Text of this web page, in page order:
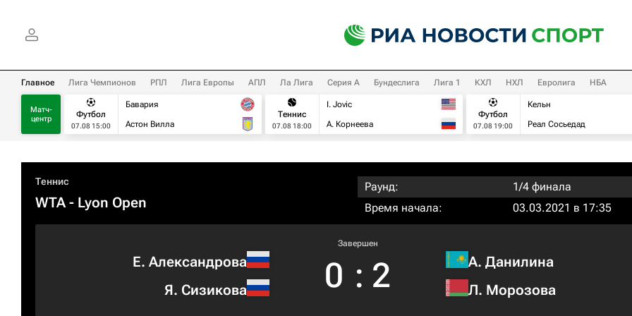
Главное Лига Чемпионов РПЛ Лига Европы АПЛ Ла Лига Серия А Бундеслига Лига 1 КХЛ НХЛ Евролига НБА
Матч-
центр
Футбол
07.08 15:00
Бавария
Астон Вилла
Теннис
07.08 18:00
I. Jovic
А. Корнеева
Футбол
07.08 19:00
Кельн
Реал Сосьедад
Теннис
WTA- Lyon Open
Раунд:
1/4 финала
Время начала:
03.03.2021 в 17:35
Е. Александрова
Я. Сизикова
Завершен
0 : 2
А. Данилина
Л. Морозова